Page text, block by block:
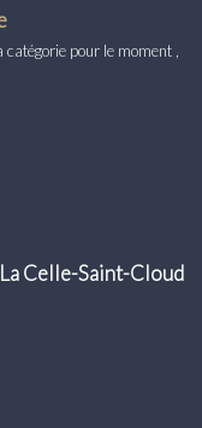
pour le moment ,
Celle-Saint-Cloud